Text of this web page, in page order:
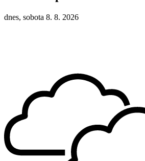
dnes, sobota 8. 8. 2026